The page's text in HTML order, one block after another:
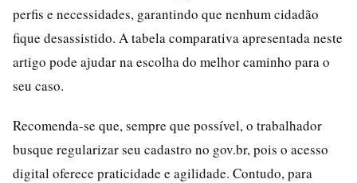
perfis e necessidades, garantindo que nenhum cidadão
fique desassistido. A tabela comparativa apresentada neste
artigo pode ajudar na escolha do melhor caminho para o
seu caso.
Recomenda-se que, sempre que possível, o trabalhador
busque regularizar seu cadastro no gov.br, pois o acesso
digital oferece praticidade e agilidade. Contudo, para